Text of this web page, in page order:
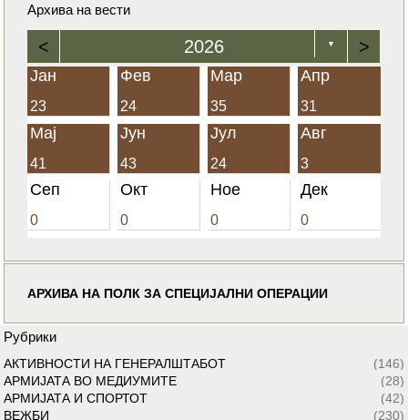
Архива на вести
< 2026 ▼ >
Јан
23
Фев
24
Мар
35
Апр
31
Мај
41
Јун
43
Јул
24
Авг
3
Сеп
0
Окт
0
Ное
0
Дек
0
АРХИВА НА ПОЛК ЗА СПЕЦИЈАЛНИ ОПЕРАЦИИ
Рубрики
АКТИВНОСТИ НА ГЕНЕРАЛШТАБОТ
(146)
АРМИЈАТА ВО МЕДИУМИТЕ
(28)
АРМИЈАТА И СПОРТОТ
(42)
ВЕЖБИ
(230)